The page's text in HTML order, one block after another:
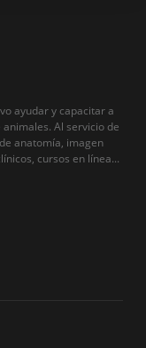
ayudar y capacitar a
Al servicio de
anatomía, imagen
cursos en línea...